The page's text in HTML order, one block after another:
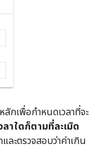
กเพื่อกำหนดเวลาที่จะ
ลาใดก็ตามที่ละเมิด
ละตรวจสอบว่าค่าเกิน